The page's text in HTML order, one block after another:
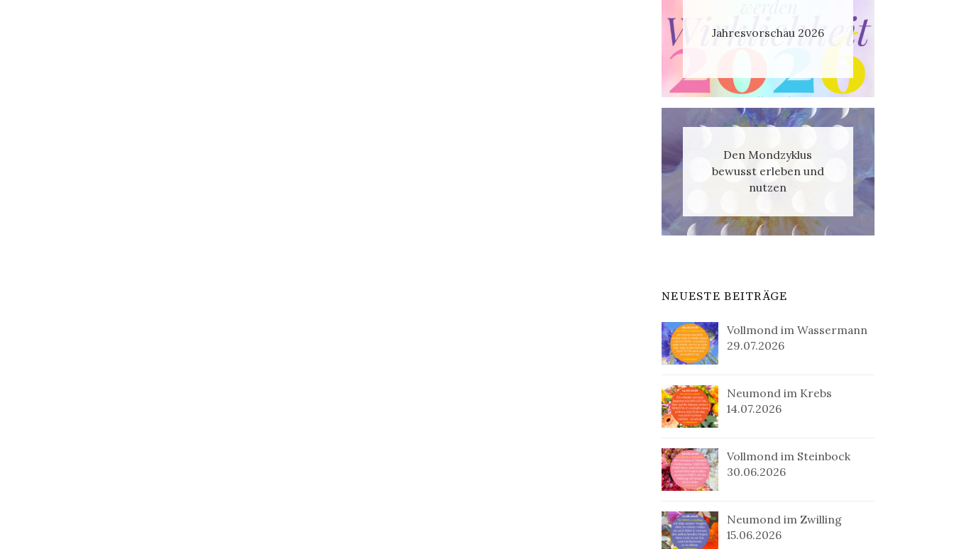
Jahresvorschau 2026
Den Mondzyklus
bewusst erleben und
nutzen
NEUESTE BEITRÄGE
Vollmond im Wassermann
29.07.2026
Neumond im Krebs
14.07.2026
Vollmond im Steinbock
30.06.2026
Neumond im Zwilling
15.06.2026